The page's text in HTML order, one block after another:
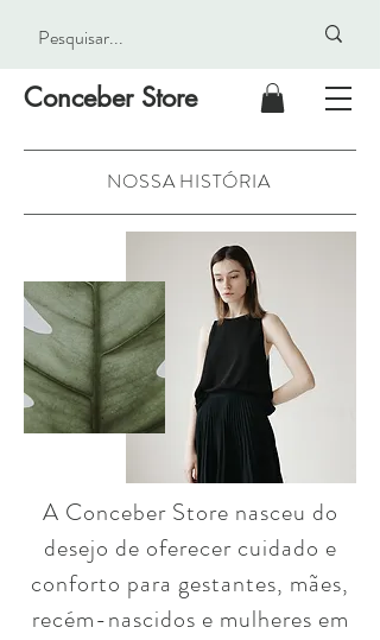
Conceber Store
NOSSA HISTÓRIA
A Conceber Store nasceu do
desejo de oferecer cuidado e
conforto para gestantes, mães,
recém-nascidos e mulheres em